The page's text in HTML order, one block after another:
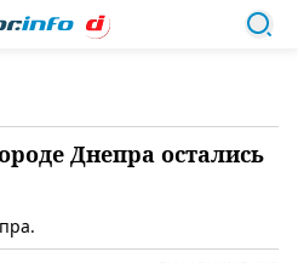
Днепра остались